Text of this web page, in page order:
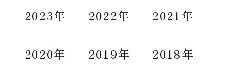
2023年 2022年 2021年
2020年 2019年 2018年